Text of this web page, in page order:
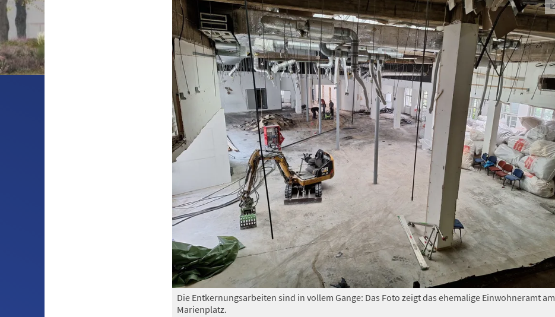
Die Entkernungsarbeiten sind in vollem Gange: Das Foto zeigt das ehemalige Einwohneramt am
Marienplatz.